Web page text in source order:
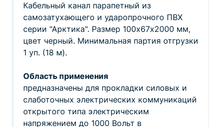
Кабельный канал парапетный из
самозатухающего и ударопрочного ПВХ
серии "Арктика". Размер 100х67х2000 мм,
цвет черный. Минимальная партия отгрузки
1 уп. (18 м).
Область применения
предназначены для прокладки силовых и
слаботочных электрических коммуникаций
открытого типа электрическим
напряжением до 1000 Вольт в